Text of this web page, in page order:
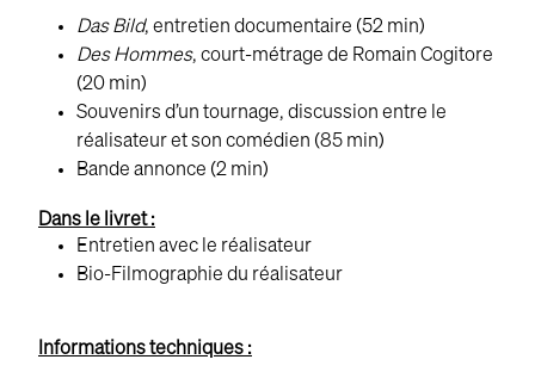
Das Bild, entretien documentaire (52 min)
Des Hommes, court-métrage de Romain Cogitore
(20 min)
Souvenirs d’un tournage, discussion entre le
réalisateur et son comédien (85 min)
Bande annonce (2 min)
Dans le livret :
Entretien avec le réalisateur
Bio-Filmographie du réalisateur
Informations techniques :